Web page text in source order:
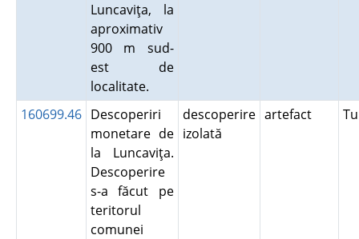
Luncaviţa, la
aproximativ
900 m sud-
est de
localitate.
160699.46 Descoperiri
monetare de
la Luncaviţa.
Descoperire
s-a făcut pe
teritorul
comunei
descoperire
izolată
artefact